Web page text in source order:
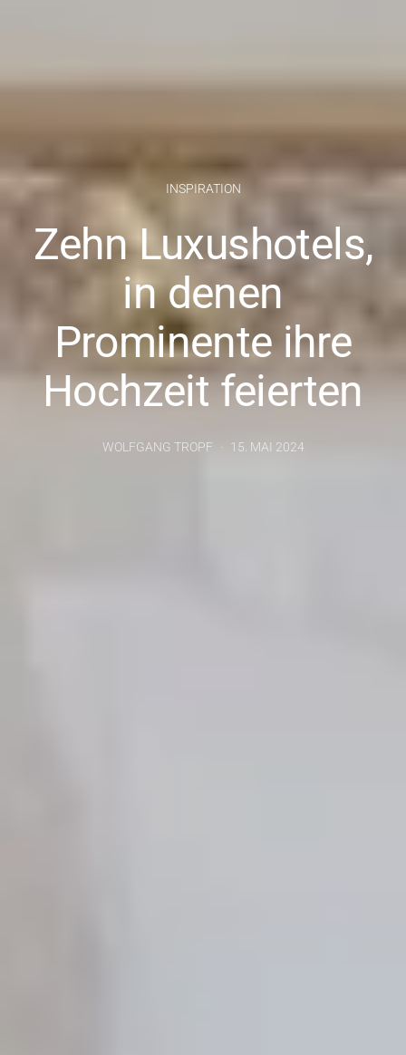
INSPIRATION
Zehn Luxushotels,
in denen
Prominente ihre
Hochzeit feierten
WOLFGANG TROPF 15. MAI 2024